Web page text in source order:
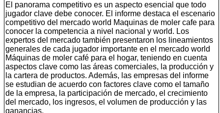
El panorama competitivo es un aspecto esencial que todo
jugador clave debe conocer. El informe destaca el escenario
competitivo del mercado world Maquinas de moler cafe para
conocer la competencia a nivel nacional y world. Los
expertos del mercado también presentaron los lineamientos
generales de cada jugador importante en el mercado world
Máquinas de moler café para el hogar, teniendo en cuenta
aspectos clave como las áreas comerciales, la producción y
la cartera de productos. Además, las empresas del informe
se estudian de acuerdo con factores clave como el tamaño
de la empresa, la participación de mercado, el crecimiento
del mercado, los ingresos, el volumen de producción y las
ganancias.